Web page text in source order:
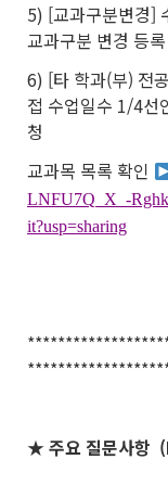
5) [교과구분변경]
교과구분 변경 등
6) [타 학과(부) 전
접 수업일수 1/4선
청
교과목 목록 확인
LNFU7Q_X_-
it?usp=sharing
★ 주요 질문사항